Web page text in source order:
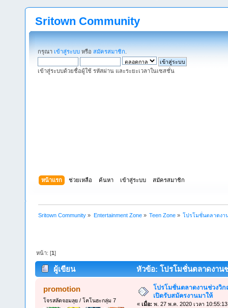
Sritown Community
กรุณา เข้าสู่ระบบ หรือ สมัครสมาชิก
เข้าสู่ระบบด้วยชื่อผู้ใช้ รหัสผ่าน และระยะเวลาในเซสชั่น
หน้าแรก ช่วยเหลือ ค้นหา เข้าสู่ระบบ สมัครสมาชิก
Sritown Community » Entertainment Zone» Teen Zone» โปรโมชั่นตลาดงา
หน้า: [1]
ผู้เขียน หัวข้อ: โปรโมชั่นตลาดงาน
promotion
โจรสลัดจอมลุย / โคโนฮะกลุ่ม 7
โปรโมชั่นตลาดงานช่วงวิก
เปิดรับสมัครงานมาให้
« เมื่อ: พ. 27 พ.ค. 2020 เวลา